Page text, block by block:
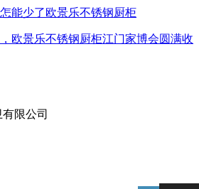
能少了欧景乐不锈钢厨柜
欧景乐不锈钢厨柜江门家博会圆满收
限公司